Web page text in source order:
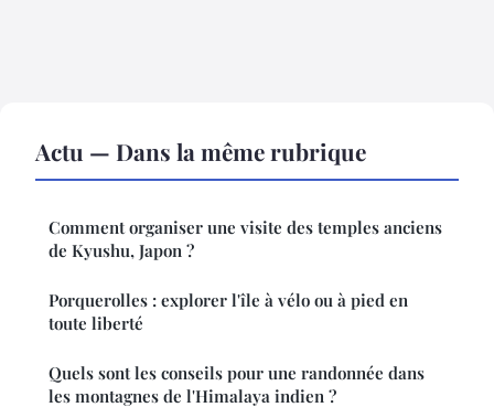
Actu — Dans la même rubrique
Comment organiser une visite des temples anciens
de Kyushu, Japon ?
Porquerolles : explorer l'île à vélo ou à pied en
toute liberté
Quels sont les conseils pour une randonnée dans
les montagnes de l'Himalaya indien ?